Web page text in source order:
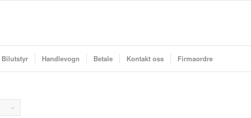
Bilutstyr Handlevogn Betale Kontakt oss Firmaordre